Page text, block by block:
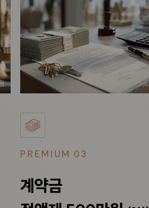
PREMIUM 03
계약금